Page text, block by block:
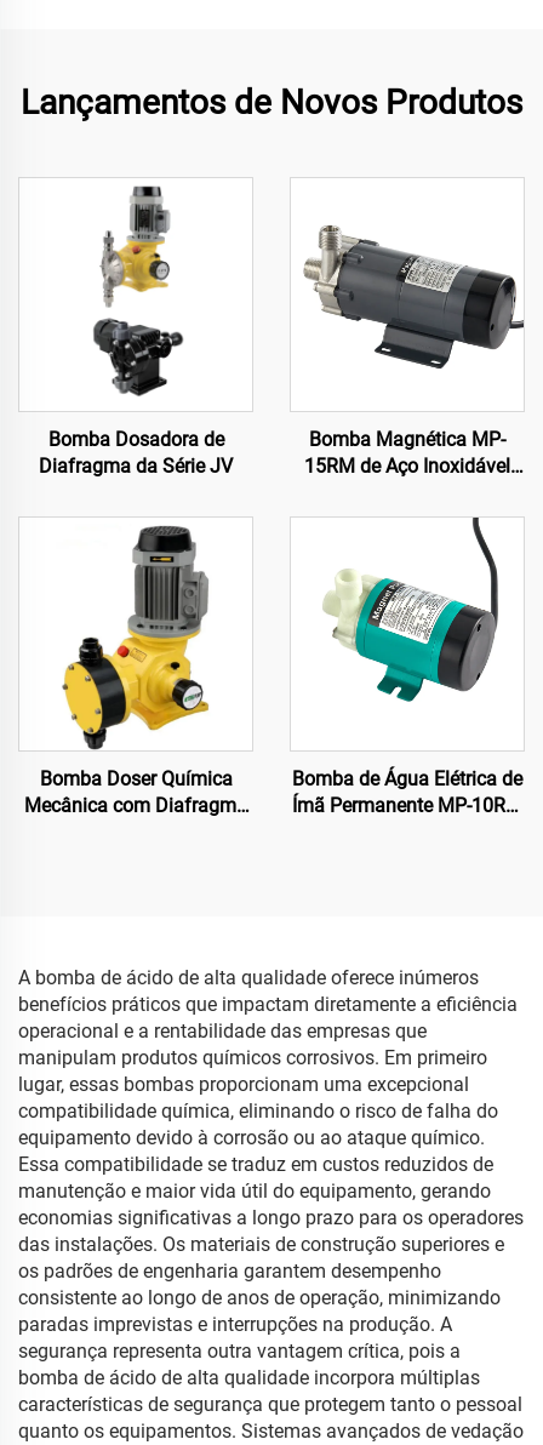
Lançamentos de Novos Produtos
Bomba Dosadora de
Diafragma da Série JV
Bomba Magnética MP-
15RM de Aço Inoxidável
Alimentício para Cerveja
Bomba Doser Química
Mecânica com Diafragma
Bomba de Água Elétrica de
Ímã Permanente MP-10RM
OEM
A bomba de ácido de alta qualidade oferece inúmeros
benefícios práticos que impactam diretamente a eficiência
operacional e a rentabilidade das empresas que
manipulam produtos químicos corrosivos. Em primeiro
lugar, essas bombas proporcionam uma excepcional
compatibilidade química, eliminando o risco de falha do
equipamento devido à corrosão ou ao ataque químico.
Essa compatibilidade se traduz em custos reduzidos de
manutenção e maior vida útil do equipamento, gerando
economias significativas a longo prazo para os operadores
das instalações. Os materiais de construção superiores e
os padrões de engenharia garantem desempenho
consistente ao longo de anos de operação, minimizando
paradas imprevistas e interrupções na produção. A
segurança representa outra vantagem crítica, pois a
bomba de ácido de alta qualidade incorpora múltiplas
características de segurança que protegem tanto o pessoal
quanto os equipamentos. Sistemas avançados de vedação